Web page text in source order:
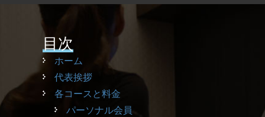
目次
ホーム
代表挨拶
各コースと料金
パーソナル会員